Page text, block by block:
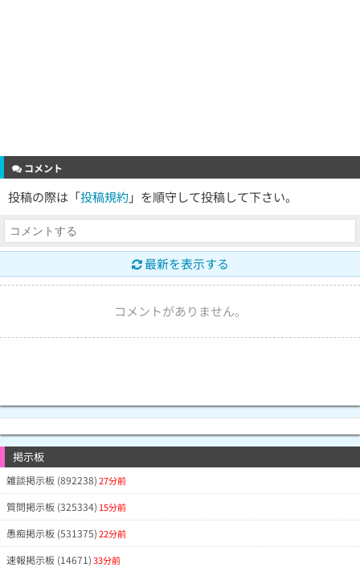
コメント
投稿の際は「投稿規約 」を順守して投稿して下さい。
最新を表示する
コメントがありません。
掲示板
雑談掲示板 (892238)27分前
質問掲示板 (325334) 15分前
愚痴掲示板 (531375)22分前
速報掲示板 (14671)33分前